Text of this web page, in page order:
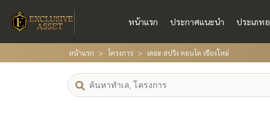
หน้าแรก ประกาศแนะนำ ประเภท
หน้าแรก โครงการ เดอะ สปริง คอนโด เชียงใหม่